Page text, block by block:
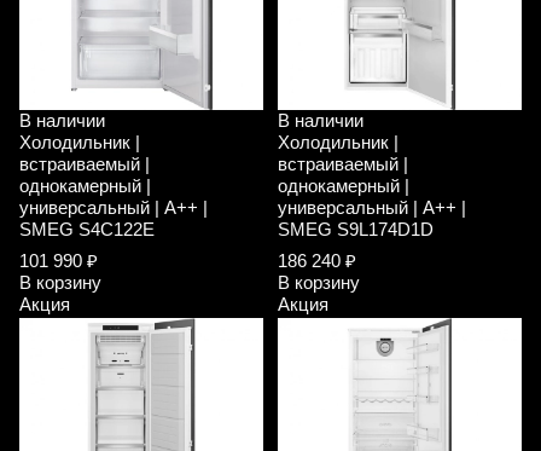
В наличии
Холодильник |
встраиваемый |
однокамерный |
универсальный | A++ |
SMEG S4C122E
101 990 ₽
В корзину
Акция
В наличии
Холодильник |
встраиваемый |
однокамерный |
универсальный | A++ |
SMEG S9L174D1D
186 240 ₽
В корзину
Акция